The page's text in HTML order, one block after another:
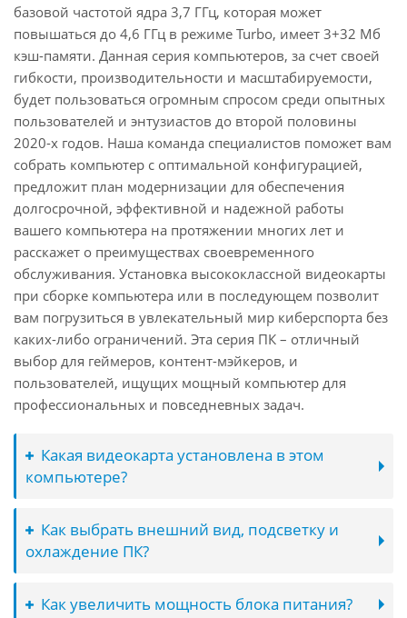
базовой частотой ядра 3,7 ГГц, которая может
повышаться до 4,6 ГГц в режиме Turbo, имеет 3+32 Мб
кэш-памяти. Данная серия компьютеров, за счет своей
гибкости, производительности и масштабируемости,
будет пользоваться огромным спросом среди опытных
пользователей и энтузиастов до второй половины
2020-х годов. Наша команда специалистов поможет вам
собрать компьютер с оптимальной конфигурацией,
предложит план модернизации для обеспечения
долгосрочной, эффективной и надежной работы
вашего компьютера на протяжении многих лет и
расскажет о преимуществах своевременного
обслуживания. Установка высококлассной видеокарты
при сборке компьютера или в последующем позволит
вам погрузиться в увлекательный мир киберспорта без
каких-либо ограничений. Эта серия ПК – отличный
выбор для геймеров, контент-мэйкеров, и
пользователей, ищущих мощный компьютер для
профессиональных и повседневных задач.
Какая видеокарта установлена в этом
компьютере?
Как выбрать внешний вид, подсветку и
охлаждение ПК?
Как увеличить мощность блока питания?